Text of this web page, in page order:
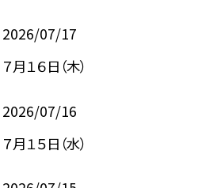
2026/07/17
７月１６日（木）
2026/07/16
７月１５日（水）